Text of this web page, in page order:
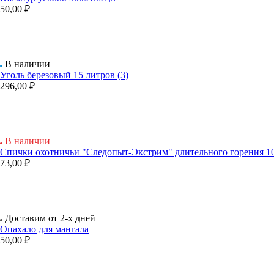
50,00 ₽
В наличии
Уголь березовый 15 литров (3)
296,00 ₽
В наличии
Спички охотничьи "Следопыт-Экстрим" длительного горения
73,00 ₽
Доставим от 2-х дней
Опахало для мангала
50,00 ₽